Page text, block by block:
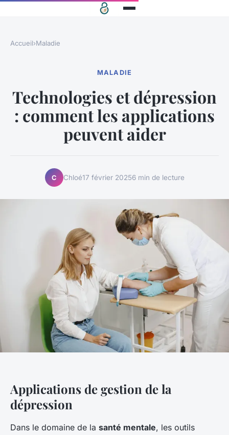
Accueil›Maladie
MALADIE
Technologies et dépression
: comment les applications
peuvent aider
C Chloé17 février 20256 min de lecture
Applications de gestion de la
dépression
Dans le domaine de la santé mentale, les outils